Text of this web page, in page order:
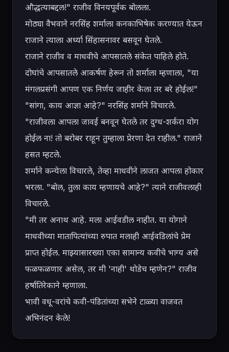
औद्धत्याबद्दल!" राजीव विनयपूर्वक बोलला.
मोठ्या वैभवाने नरसिंह शर्माला कनकाभिषेक करण्यात येऊन
राजाने त्याला अर्ध्या सिंहासनावर बसवून घेतले.
राजाने राजीव व माधवीचे आपसातले संकेत पाहिले होते.
दोघांचे आपसातले आकर्षण हेरून तो शर्माला म्हणाला, "या
मंगलप्रसंगी आपण एक निर्णय जाहीर केला तर बरे होईल!"
"सांगा, काय आज्ञा आहे?" नरसिंह शर्माने विचारले.
"राजीवला आपला जावई बनवून घेतले तर दुग्ध-शर्करा योग
होईल ना! तो बरोबर राहून तुम्हाला प्रेरणा देत राहील." राजाने
हसत म्हटले.
शर्माने कन्येला विचारले, तेव्हा माधवीने लाजत आपला होकार
भरला. "बोल, तुला काय म्हणायचे आहे?" त्याने राजीवलाही
विचारले.
"मी तर अनाथ आहे. मला आईवडील नाहीत. या योगाने
माधवीच्या मातापित्यांच्या रुपात मलाही आईवडिलांचे प्रेम
प्राप्त होईल. माझ्यासारख्या एका सामान्य कवीचे भाग्य असे
फळफळणार असेल, तर मी 'नाही' थोडेच म्हणेन?" राजीव
हर्षातिरेकाने म्हणाला.
भावी वधू-वरांचे कवी-पंडितांच्या सभेने टाळ्या वाजवत
अभिनंदन केले!